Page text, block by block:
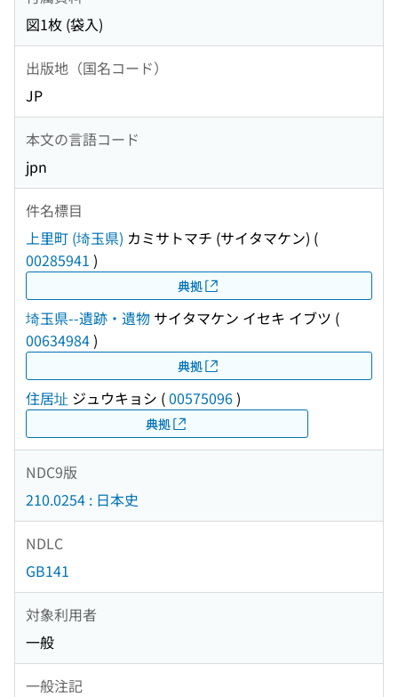
図1枚 (袋入)
出版地（国名コード）
JP
本文の言語コード
jpn
件名標目
上里町 (埼玉県) カミサトマチ (サイタマケン) (
00285941 )
典拠
埼玉県--遺跡・遺物 サイタマケン イセキ イブツ (
00634984)
典拠
住居址 ジュウキョシ (00575096)
典拠
NDC9版
210.0254 : 日本史
NDLC
GB141
対象利用者
一般
一般注記